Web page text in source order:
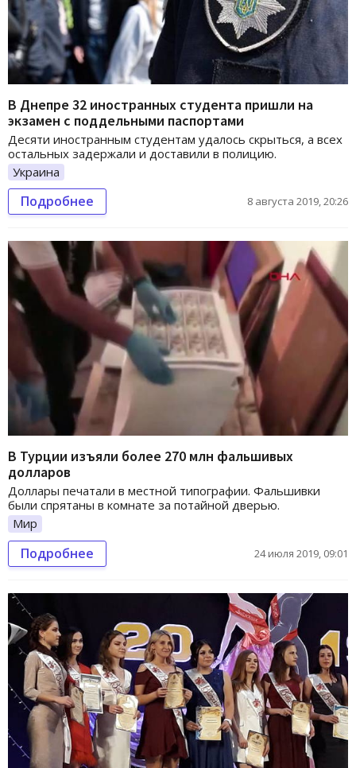
В Днепре 32 иностранных студента пришли на
экзамен с поддельными паспортами
Десяти иностранным студентам удалось скрыться, а всех
остальных задержали и доставили в полицию.
Украина
Подробнее 8 августа 2019, 20:26
В Турции изъяли более 270 млн фальшивых
долларов
Доллары печатали в местной типографии. Фальшивки
были спрятаны в комнате за потайной дверью.
Мир
Подробнее 24 июля 2019, 09:01